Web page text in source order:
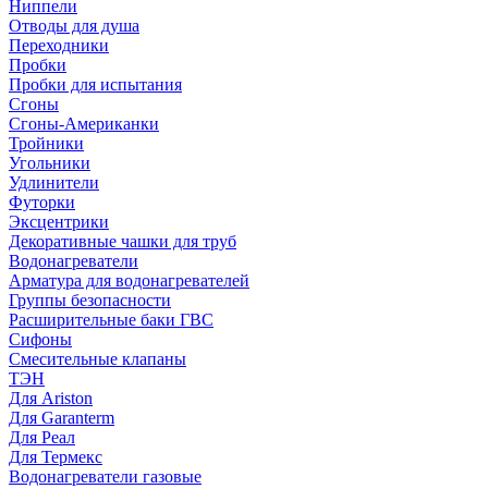
Ниппели
Отводы для душа
Переходники
Пробки
Пробки для испытания
Сгоны
Сгоны-Американки
Тройники
Угольники
Удлинители
Футорки
Эксцентрики
Декоративные чашки для труб
Водонагреватели
Арматура для водонагревателей
Группы безопасности
Расширительные баки ГВС
Сифоны
Смесительные клапаны
ТЭН
Для Ariston
Для Garanterm
Для Реал
Для Термекс
Водонагреватели газовые